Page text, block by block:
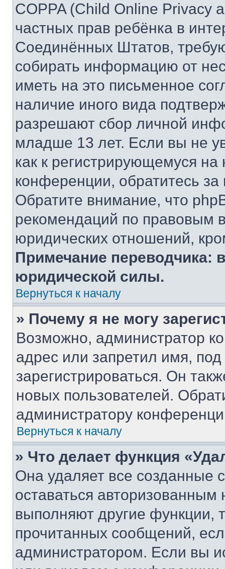
COPPA (Child Online Privacy
частных прав ребёнка в
Соединённых Штатов,
собирать информацию от
иметь на это письменное
наличие иного вида
разрешают сбор личной
младше 13 лет. Если вы не
как к регистрирующемуся
конференции, обратитесь
Обратите внимание, что
рекомендаций по правовым
юридических отношений,
Примечание переводчика:
юридической силы.
Вернуться к началу
» Почему я не могу
Возможно, администратор
адрес или запретил имя,
зарегистрироваться. Он
новых пользователей.
администратору
Вернуться к началу
» Что делает функция
Она удаляет все созданные
оставаться
выполняют другие функции,
прочитанных сообщений,
администратором. Если вы